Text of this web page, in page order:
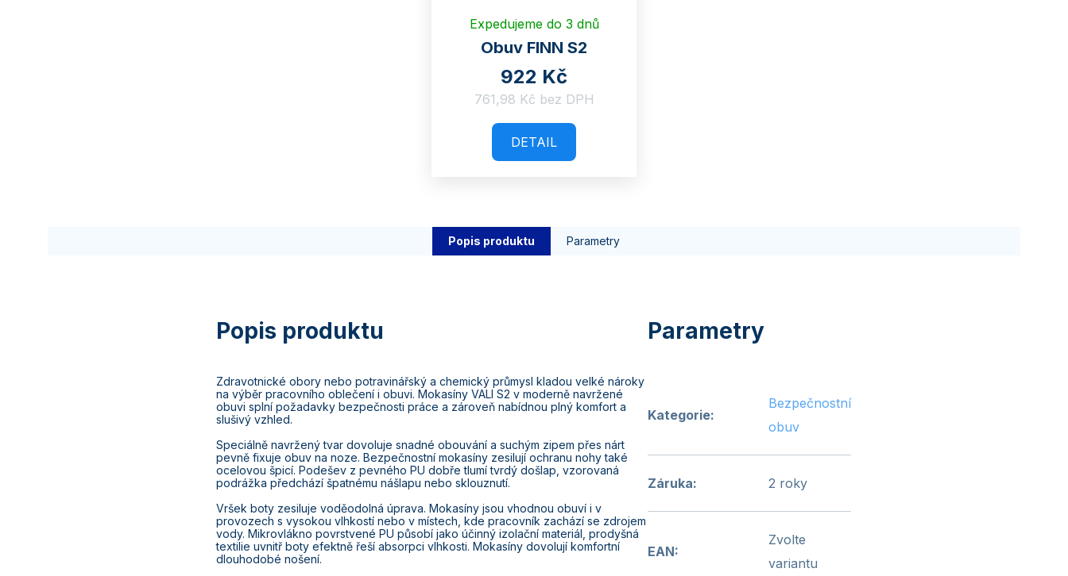
Expedujeme do 3 dnů
Obuv FINN S2
922 Kč
761,98 Kč bez DPH
DETAIL
Popis produktu Parametry
Zdravotnické obory nebo potravinářský a chemický průmysl kladou velké nároky
na výběr pracovního oblečení i obuvi. Mokasíny VALI S2 v moderně navržené
obuvi splní požadavky bezpečnosti práce a zároveň nabídnou plný komfort a
slušivý vzhled.
Speciálně navržený tvar dovoluje snadné obouvání a suchým zipem přes nárt
pevně fixuje obuv na noze. Bezpečnostní mokasíny zesilují ochranu nohy také
ocelovou špicí. Podešev z pevného PU dobře tlumí tvrdý došlap, vzorovaná
podrážka předchází špatnému nášlapu nebo sklouznutí.
Vršek boty zesiluje voděodolná úprava. Mokasíny jsou vhodnou obuví i v
provozech s vysokou vlhkostí nebo v místech, kde pracovník zachází se zdrojem
vody. Mikrovlákno povrstvené PU působí jako účinný izolační materiál, prodyšná
textilie uvnitř boty efektně řeší absorpci vlhkosti. Mokasíny dovolují komfortní
dlouhodobé nošení.
Kategorie:
Bezpečnostní
obuv
Záruka: 2 roky
EAN:
Zvolte
variantu